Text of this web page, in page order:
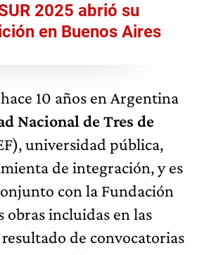
2025 abrió su
en Buenos Aires
10 años en Argentina
Nacional de Tres de
universidad pública,
de integración, y es
con la Fundación
obras incluidas en las
de convocatorias